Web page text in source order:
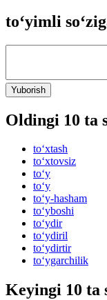
to‘yimli
Yuborish
Oldingi 10 ta
to‘xtash
to‘xtovsiz
to‘y
to‘y
to‘y-hasham
to‘yboshi
to‘ydir
to‘ydiril
to‘ydirtir
to‘ygarchilik
Keyingi 10 ta